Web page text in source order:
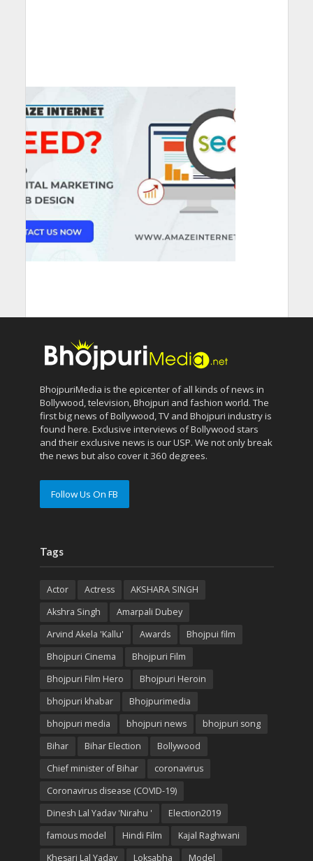
BhojpuriMedia is the epicenter of all kinds of news in
Bollywood, television, Bhojpuri and fashion world. The
first big news of Bollywood, TV and Bhojpuri industry is
found here. Exclusive interviews of Bollywood stars
and their exclusive news is our USP. We not only break
the news but also cover it 360 degrees.
Follow Us On FB
Tags
Actor Actress
AKSHARA SINGH
Akshra Singh
Amarpali Dubey
Arvind Akela 'Kallu'
Awards
Bhojpui film
Bhojpuri Cinema
Bhojpuri Film
Bhojpuri Film Hero
Bhojpuri Heroin
bhojpuri khabar
Bhojpurimedia
bhojpuri media
bhojpuri news
bhojpuri song
Bihar
Bihar Election
Bollywood
Chief minister of Bihar
coronavirus
Coronavirus disease (COVID-19)
Dinesh Lal Yadav 'Nirahu '
Election2019
famous model
Hindi Film
Kajal Raghwani
Khesari Lal Yadav
Loksabha Model